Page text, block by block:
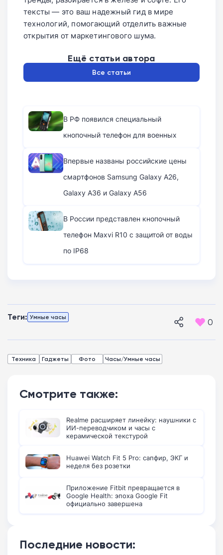
тексты — это ваш надежный гид в мире
технологий, помогающий отделить важные
открытия от маркетингового шума.
Ещё статьи автора
Все статьи
В РФ появился специальный
кнопочный телефон для военных
Впервые названы российские цены
смартфонов Samsung Galaxy A26,
Galaxy A36 и Galaxy A56
В России представлен кнопочный
телефон Maxvi R10 с защитой от воды
по IP68
Теги: Умные часы 0
Техника Гаджеты Фото Часы/Умные часы
Смотрите также:
Realme расширяет линейку: наушники с
ИИ-переводчиком и часы с
керамической текстурой
Huawei Watch Fit 5 Pro: сапфир, ЭКГ и
неделя без розетки
Приложение Fitbit превращается в
Google Health: эпоха Google Fit
официально завершена
Последние новости: